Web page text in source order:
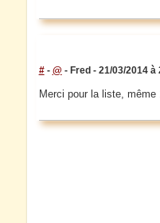
#- @ - Fred - 21/03/2014 à
Merci pour la liste,